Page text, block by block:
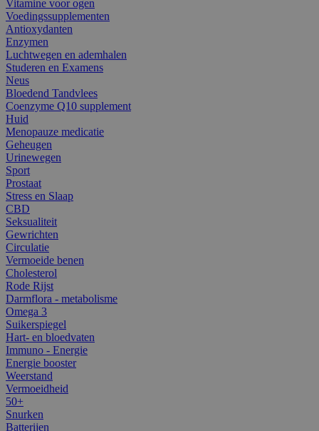
Vitamine voor ogen
Voedingssupplementen
Antioxydanten
Enzymen
Luchtwegen en ademhalen
Studeren en Examens
Neus
Bloedend Tandvlees
Coenzyme Q10 supplement
Huid
Menopauze medicatie
Geheugen
Urinewegen
Sport
Prostaat
Stress en Slaap
CBD
Seksualiteit
Gewrichten
Circulatie
Vermoeide benen
Cholesterol
Rode Rijst
Darmflora - metabolisme
Omega 3
Suikerspiegel
Hart- en bloedvaten
Immuno - Energie
Energie booster
Weerstand
Vermoeidheid
50+
Snurken
Batterijen